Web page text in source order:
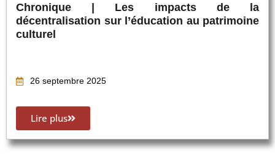
Chronique | Les impacts de la
décentralisation sur l’éducation au patrimoine
culturel
26 septembre 2025
Lire plus